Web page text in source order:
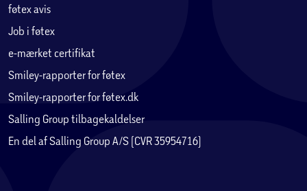
føtex avis
Job i føtex
e-mærket certifikat
Smiley-rapporter for føtex
Smiley-rapporter for føtex.dk
Salling Group tilbagekaldelser
En del af Salling Group A/S (CVR 35954716)